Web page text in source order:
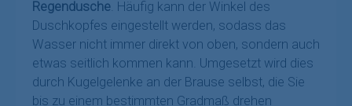
Regendusche. Häufig kann der Winkel des
Duschkopfes eingestellt werden, sodass das
Wasser nicht immer direkt von oben, sondern auch
etwas seitlich kommen kann. Umgesetzt wird dies
durch Kugelgelenke an der Brause selbst, die Sie
bis zu einem bestimmten Gradmaß drehen